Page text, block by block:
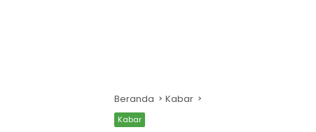
Beranda Kabar
Kabar